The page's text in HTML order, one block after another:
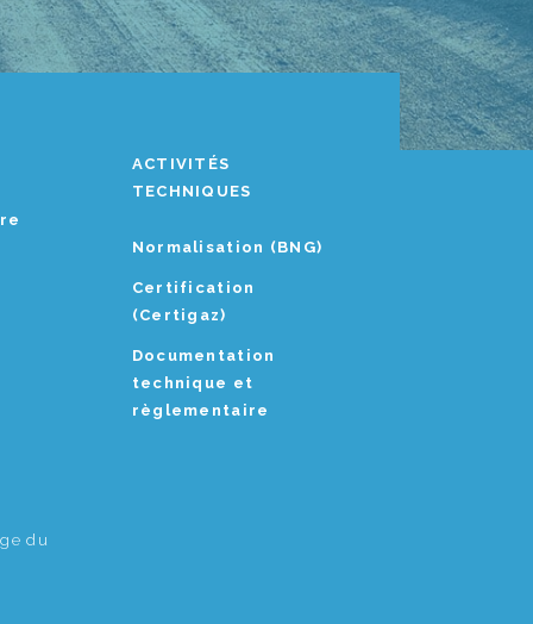
du
ACTIVITÉS
TECHNIQUES
Normalisation (BNG)
Certification
(Certigaz)
Documentation
technique et
règlementaire